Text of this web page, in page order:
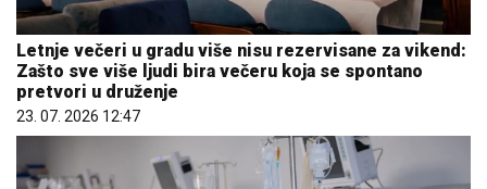
Letnje večeri u gradu više nisu rezervisane za vikend:
Zašto sve više ljudi bira večeru koja se spontano
pretvori u druženje
23. 07. 2026 12:47